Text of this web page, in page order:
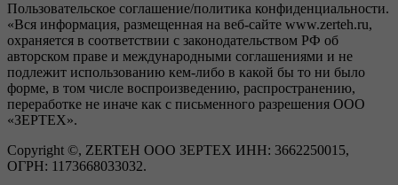
Пользовательское соглашение/политика конфиденциальности.
«Вся информация, размещенная на веб-сайте www.zerteh.ru,
охраняется в соответствии с законодательством РФ об
авторском праве и международными соглашениями и не
подлежит использованию кем-либо в какой бы то ни было
форме, в том числе воспроизведению, распространению,
переработке не иначе как с письменного разрешения ООО
«ЗЕРТЕХ».
Copyright ©, ZERTEH ООО ЗЕРТЕХ ИНН: 3662250015,
ОГРН: 1173668033032.